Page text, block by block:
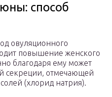
способ
овуляционного
повышение женского
благодаря ему может
секреции, отмечающей
(хлорид натрия).